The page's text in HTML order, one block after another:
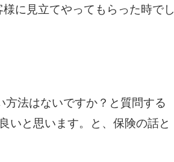
に見立てやってもらった時でし
法はないですか？と質問する
いと思います。と、保険の話と